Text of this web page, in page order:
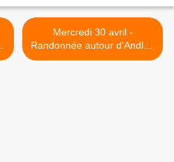
Mercredi 30 avril -
Randonnée autour d'Andlau
>